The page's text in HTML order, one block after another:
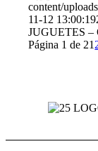
content/
11-12 13:00:19
JUGUETES –
Página 1 de 21